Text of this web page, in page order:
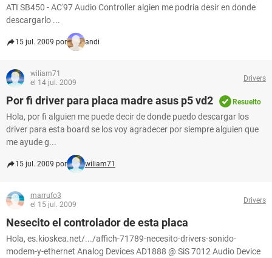
ATI SB450 - AC'97 Audio Controller algien me podria desir en donde
descargarlo ...
15 jul. 2009 por andi
wiliam71
el 14 jul. 2009
Drivers
Por fi driver para placa madre asus p5 vd2 Resuelto
Hola, por fi alguien me puede decir de donde puedo descargar los
driver para esta board se los voy agradecer por siempre alguien que
me ayude g...
15 jul. 2009 por wiliam71
marrufo3
el 15 jul. 2009
Drivers
Nesecito el controlador de esta placa
Hola, es.kioskea.net/.../affich-71789-necesito-drivers-sonido-
modem-y-ethernet Analog Devices AD1888 @ SiS 7012 Audio Device